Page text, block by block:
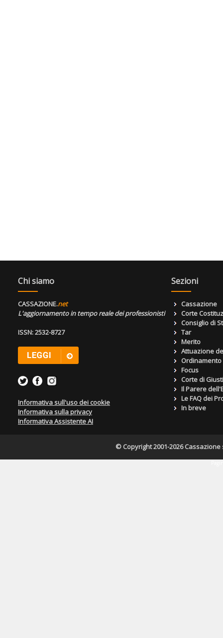
Chi siamo
CASSAZIONE.net
L'aggiornamento in tempo reale dei professionisti
ISSN: 2532-8727
Informativa sull'uso dei cookie
Informativa sulla privacy
Informativa Assistente AI
Sezioni
Cassazione
Corte
Consiglio di
Tar
Merito
Attuazione
Focus
Corte di
Il Parere
Le FAQ dei
In breve
© Copyright 2001-2026 Cassazione